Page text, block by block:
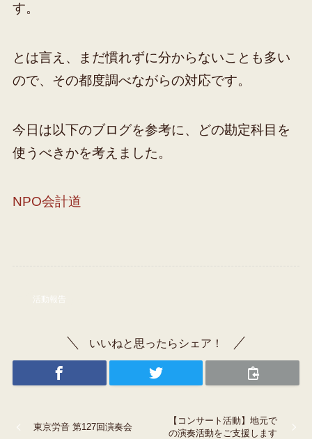
す。
とは言え、まだ慣れずに分からないことも多い
ので、その都度調べながらの対応です。
今日は以下のブログを参考に、どの勘定科目を
使うべきかを考えました。
NPO会計道
活動報告
いいねと思ったらシェア！
東京労音 第127回演奏会
【コンサート活動】地元で
の演奏活動をご支援します